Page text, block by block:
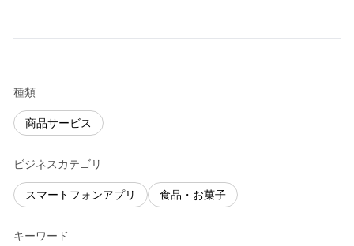
種類
商品サービス
ビジネスカテゴリ
スマートフォンアプリ 食品・お菓子
キーワード